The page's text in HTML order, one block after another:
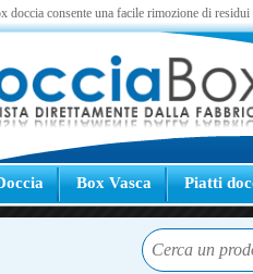
doccia consente una facile rimozione di
Box Vasca Piatti